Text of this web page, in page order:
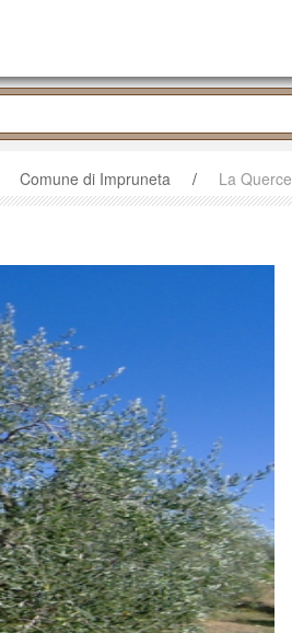
Comune di Impruneta / La Querce